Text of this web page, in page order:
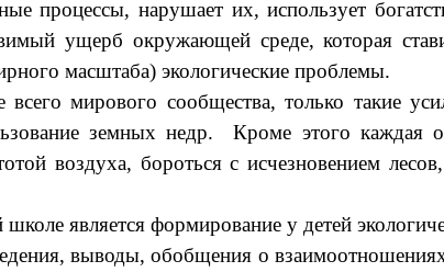
процессы, нарушает их, использует
ущерб окружающей среде, которая
масштаба) экологические проблемы.
мирового сообщества, только такие
земных недр. Кроме этого каждая
воздуха, бороться с исчезновением
является формирование у детей
выводы, обобщения о